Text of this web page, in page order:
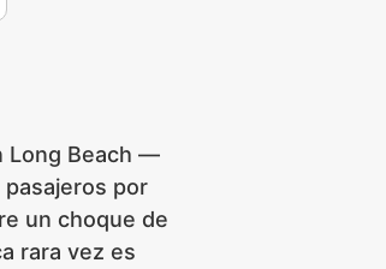
Long Beach —
pasajeros por
un choque de
rara vez es